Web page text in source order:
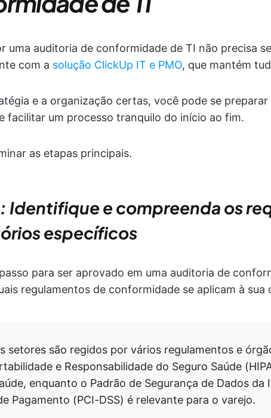
uma auditoria de conformidade de TI não precisa
com a solução ClickUp IT e PMO, que mantém
e a organização certas, você pode se
facilitar um processo tranquilo do início ao fim.
as etapas principais.
Identifique e compreenda os
específicos
para ser aprovado em uma auditoria de
regulamentos de conformidade se aplicam à sua
setores são regidos por vários regulamentos e
e Responsabilidade do Seguro Saúde
enquanto o Padrão de Segurança de Dados da
Pagamento (PCI-DSS) é relevante para o varejo.